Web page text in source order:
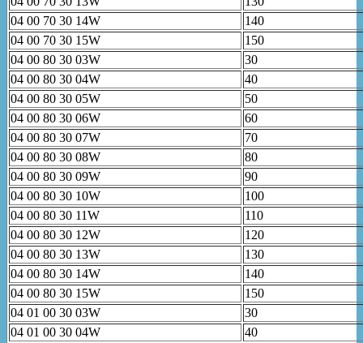
04 00 70 30 14W
140
04 00 70 30 15W
150
04 00 80 30 03W
30
04 00 80 30 04W
40
04 00 80 30 05W
50
04 00 80 30 06W
60
04 00 80 30 07W
70
04 00 80 30 08W
80
04 00 80 30 09W
90
04 00 80 30 10W
100
04 00 80 30 11W
110
04 00 80 30 12W
120
04 00 80 30 13W
130
04 00 80 30 14W
140
04 00 80 30 15W
150
04 01 00 30 03W
30
04 01 00 30 04W
40